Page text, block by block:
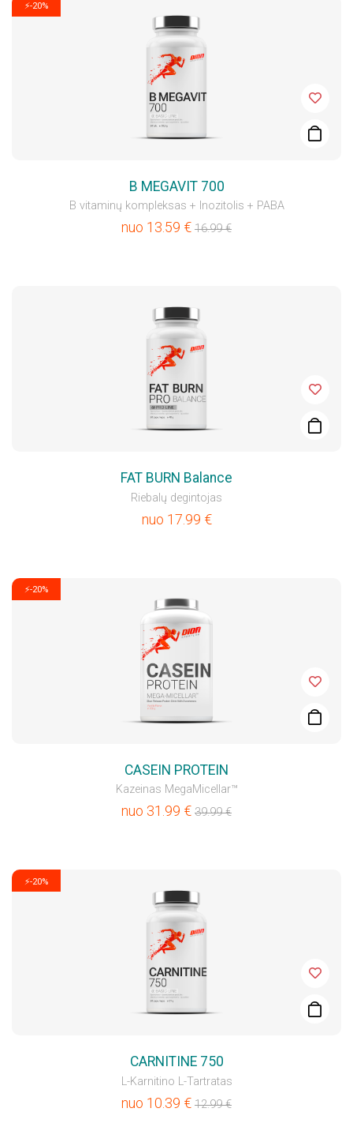
⚡-20%
B MEGAVIT 700
B vitaminų kompleksas + Inozitolis + PABA
nuo 13.59 € 16.99€
FAT BURN Balance
Riebalų degintojas
nuo 17.99 €
⚡-20%
CASEIN PROTEIN
Kazeinas MegaMicellar™
nuo 31.99 € 39.99€
⚡-20%
CARNITINE 750
L-Karnitino L-Tartratas
nuo 10.39 € 12.99€